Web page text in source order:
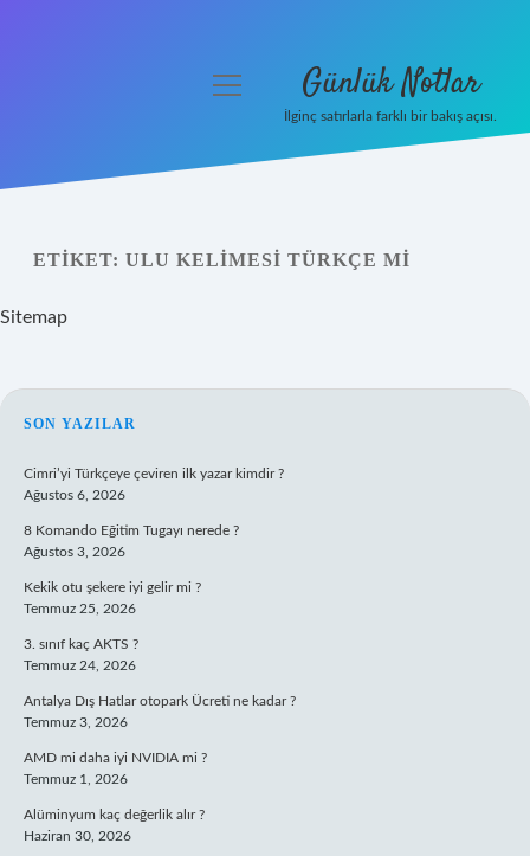
Yasal Uyarı
Hakkımızda
menüyü
Günlük Notlar
İlginç satırlarla farklı bir bakış açısı.
ETIKET: ULU KELIMESI TÜRKÇE MI
Sitemap
SIDEBAR
SON YAZILAR
Cimri’yi Türkçeye çeviren ilk yazar kimdir ?
Ağustos 6, 2026
8 Komando Eğitim Tugayı nerede ?
Ağustos 3, 2026
Kekik otu şekere iyi gelir mi ?
Temmuz 25, 2026
3. sınıf kaç AKTS ?
Temmuz 24, 2026
Antalya Dış Hatlar otopark Ücreti ne kadar ?
Temmuz 3, 2026
AMD mi daha iyi NVIDIA mi ?
Temmuz 1, 2026
Alüminyum kaç değerlik alır ?
Haziran 30, 2026